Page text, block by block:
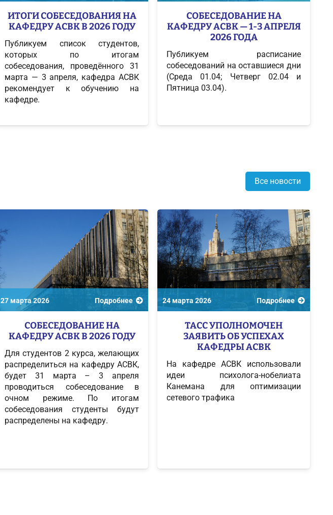
ИТОГИ СОБЕСЕДОВАНИЯ НА
КАФЕДРУ АСВК В 2026 ГОДУ
Публикуем список студентов,
которых по итогам
собеседования, проведённого 31
марта — 3 апреля, кафедра АСВК
рекомендует к обучению на
кафедре.
СОБЕСЕДОВАНИЕ НА
КАФЕДРУ АСВК — 1-3 АПРЕЛЯ
2026 ГОДА
Публикуем расписание
собеседований на оставшиеся дни
(Среда 01.04; Четверг 02.04 и
Пятница 03.04).
Все новости
27 марта 2026 Подробнее
СОБЕСЕДОВАНИЕ НА
КАФЕДРУ АСВК В 2026 ГОДУ
Для студентов 2 курса, желающих
распределиться на кафедру АСВК,
будет 31 марта – 3 апреля
проводиться собеседование в
очном режиме. По итогам
собеседования студенты будут
распределены на кафедру.
24 марта 2026 Подробнее
ТАСС УПОЛНОМОЧЕН
ЗАЯВИТЬ ОБ УСПЕХАХ
КАФЕДРЫ АСВК
На кафедре АСВК использовали
идеи психолога-нобелиата
Канемана для оптимизации
сетевого трафика